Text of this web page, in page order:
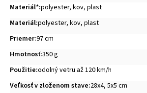
Materiál*:polyester, kov, plast
Materiál:polyester, kov, plast
Priemer:97 cm
Hmotnosť:350 g
Použitie:odolný vetru až 120 km/h
Veľkosť v zloženom stave:28x4, 5x5 cm